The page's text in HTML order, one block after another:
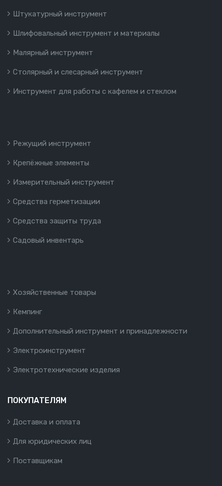
Штукатурный инструмент
Шлифовальный инструмент и материалы
Малярный инструмент
Столярный и слесарный инструмент
Инструмент для работы с кафелем и стеклом
Режущий инструмент
Крепёжные элементы
Измерительный инструмент
Средства герметизации
Средства защиты труда
Садовый инвентарь
Хозяйственные товары
Кемпинг
Дополнительный инструмент и принадлежности
Электроинструмент
Электротехнические изделия
ПОКУПАТЕЛЯМ
Доставка и оплата
Для юридических лиц
Поставщикам